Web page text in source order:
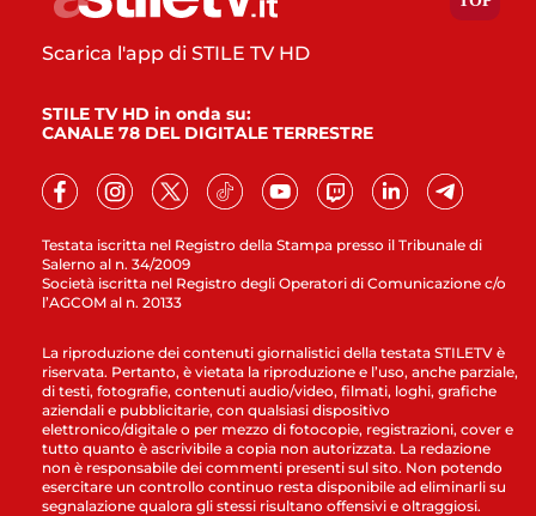
Testata iscritta nel Registro della Stampa presso il Tribunale di
Salerno al n. 34/2009
Società iscritta nel Registro degli Operatori di Comunicazione c/o
l’AGCOM al n. 20133
Scarica l'app di STILE TV HD
STILE TV HD in onda su:
CANALE 78 DEL DIGITALE TERRESTRE
La riproduzione dei contenuti giornalistici della testata STILETV è
riservata. Pertanto, è vietata la riproduzione e l’uso, anche parziale,
di testi, fotografie, contenuti audio/video, filmati, loghi, grafiche
aziendali e pubblicitarie, con qualsiasi dispositivo
elettronico/digitale o per mezzo di fotocopie, registrazioni, cover e
tutto quanto è ascrivibile a copia non autorizzata. La redazione
non è responsabile dei commenti presenti sul sito. Non potendo
esercitare un controllo continuo resta disponibile ad eliminarli su
segnalazione qualora gli stessi risultano offensivi e oltraggiosi.